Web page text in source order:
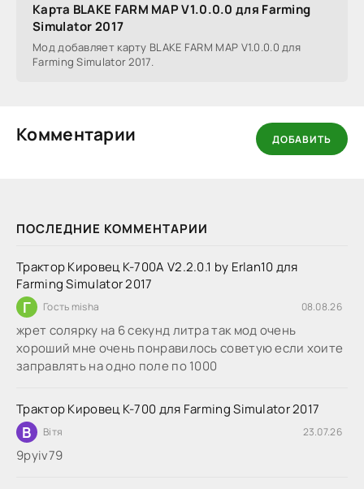
ПОСЛЕДНИЕ КОММЕНТАРИИ
Трактор Кировец К-700А V2.2.0.1 by Erlan10 для
Farming Simulator 2017
Г Гость misha 08.08.26
жрет солярку на 6 секунд литра так мод очень
хороший мне очень понравилось советую если хоите
заправлять на одно поле по 1000
Трактор Кировец К-700 для Farming Simulator 2017
В Вітя 23.07.26
9руіv79
Карта BLAKE FARM MAP V1.0.0.0 для Farming
Simulator 2017
Мод добавляет карту BLAKE FARM MAP V1.0.0.0 для
Farming Simulator 2017.
Комментарии ДОБАВИТЬ